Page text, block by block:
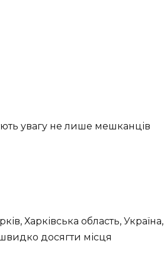
увагу не лише мешканців
Харківська область, Україна,
досягти місця